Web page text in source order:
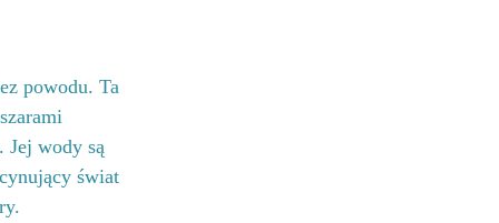
powodu. Ta
Jej wody są
świat